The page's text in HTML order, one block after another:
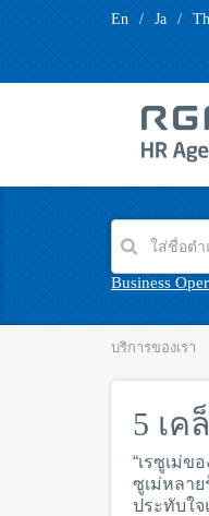
En / Ja / Th
Business
บริการของเรา
5 เค
“เรซูเม่
ซูเม่หลาย
ประทับใ